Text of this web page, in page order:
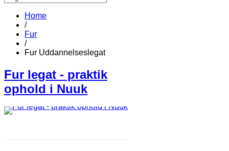
Home
/
Fur
/
Fur Uddannelseslegat
Fur legat - praktik
ophold i Nuuk